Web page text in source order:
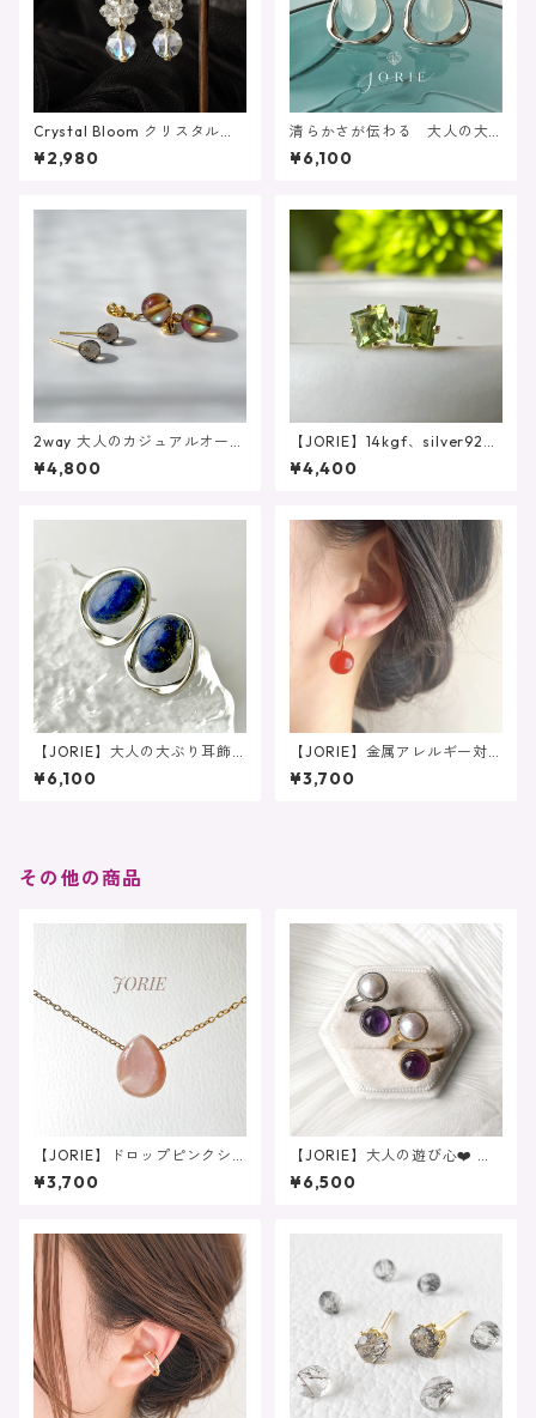
Crystal Bloom クリスタル
ルナフラッシュ シャンデリ
ア 4月 水晶 サージカル
¥2,980
清らかさが伝わる 大人の大
ぶり耳飾り 大粒シーブルー
カルセドニーピアス イヤリ
¥6,100
2way 大人のカジュアルオーロ
ラカラー 揺れるブラウンル
ナフラッシュ スモーキーク
¥4,800
【JORIE】14kgf、silver925
8月誕生石 スクエアペリドッ
ト（4mm/4爪）刻印あり ピ
¥4,400
【JORIE】大人の大ぶり耳飾
り 大粒ラピスラズリピア
ス イヤリング サージカル
¥6,100
【JORIE】金属アレルギー対
応❤️ 大人レッド Spoon sto
ne レッドアゲート ピアス
¥3,700
その他の商品
【JORIE】ドロップピンクシ
ェル ネックレス サージカ
ルステンレス シンプル
¥3,700
【JORIE】大人の遊び心❤️ ア
メジスト×淡水パール DOUB
LE STONE リング 2月誕生
¥6,500